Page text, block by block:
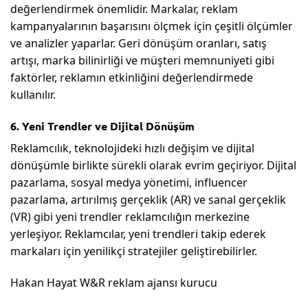
değerlendirmek önemlidir. Markalar, reklam
kampanyalarının başarısını ölçmek için çeşitli ölçümler
ve analizler yaparlar. Geri dönüşüm oranları, satış
artışı, marka bilinirliği ve müşteri memnuniyeti gibi
faktörler, reklamın etkinliğini değerlendirmede
kullanılır.
6. Yeni Trendler ve Dijital Dönüşüm
Reklamcılık, teknolojideki hızlı değişim ve dijital
dönüşümle birlikte sürekli olarak evrim geçiriyor. Dijital
pazarlama, sosyal medya yönetimi, influencer
pazarlama, artırılmış gerçeklik (AR) ve sanal gerçeklik
(VR) gibi yeni trendler reklamcılığın merkezine
yerleşiyor. Reklamcılar, yeni trendleri takip ederek
markaları için yenilikçi stratejiler geliştirebilirler.
Hakan Hayat W&R reklam ajansı kurucu